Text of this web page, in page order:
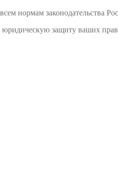
нормам законодательства
защиту ваших прав